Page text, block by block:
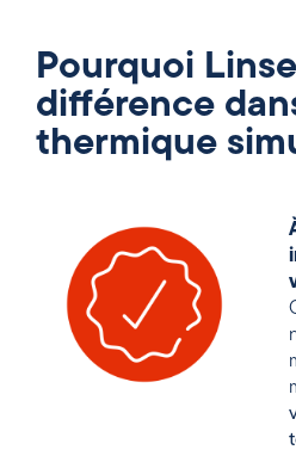
Pourquoi
différence
thermique